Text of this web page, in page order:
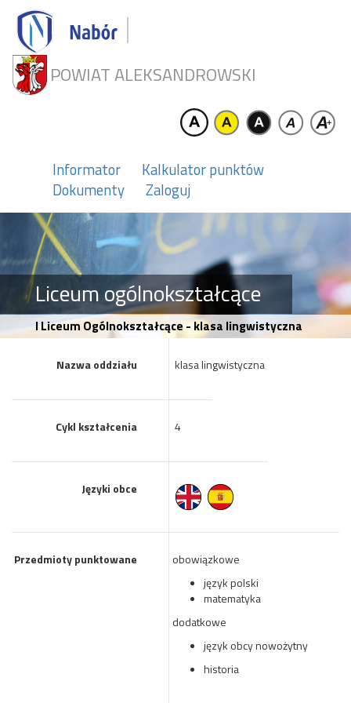
POWIAT ALEKSANDROWSKI
Informator
Kalkulator punktów
Dokumenty
Zaloguj
Liceum ogólnokształcące
I Liceum Ogólnokształcące - klasa lingwistyczna
Nazwa oddziału klasa lingwistyczna
Cykl kształcenia 4
Języki obce
Przedmioty punktowane
obowiązkowe
język polski
matematyka
dodatkowe
język obcy nowożytny
historia